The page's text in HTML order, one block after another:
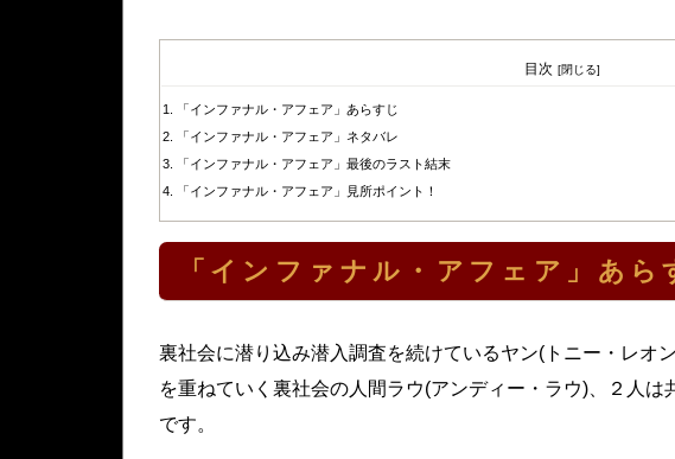
目次
「インファナル・アフェア」あらすじ
「インファナル・アフェア」ネタバレ
「インファナル・アフェア」最後のラスト結末
「インファナル・アフェア」見所ポイント！
「インファナル・アフェア」あら
裏社会に潜り込み潜入調査を続けているヤン(トニー・レオ
を重ねていく裏社会の人間ラウ(アンディー・ラウ)、２人は
です。